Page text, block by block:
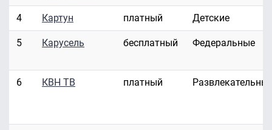
4 Картун платный Детские
5 Карусель бесплатный Федеральные
6 КВН ТВ платный